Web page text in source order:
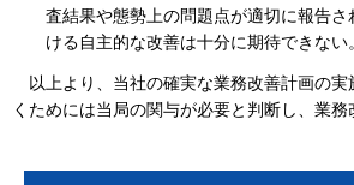
査結果や態勢上の問題点が適切に報告
ける自主的な改善は十分に期待できない。
以上より、当社の確実な業務改善計画の
くためには当局の関与が必要と判断し、業務